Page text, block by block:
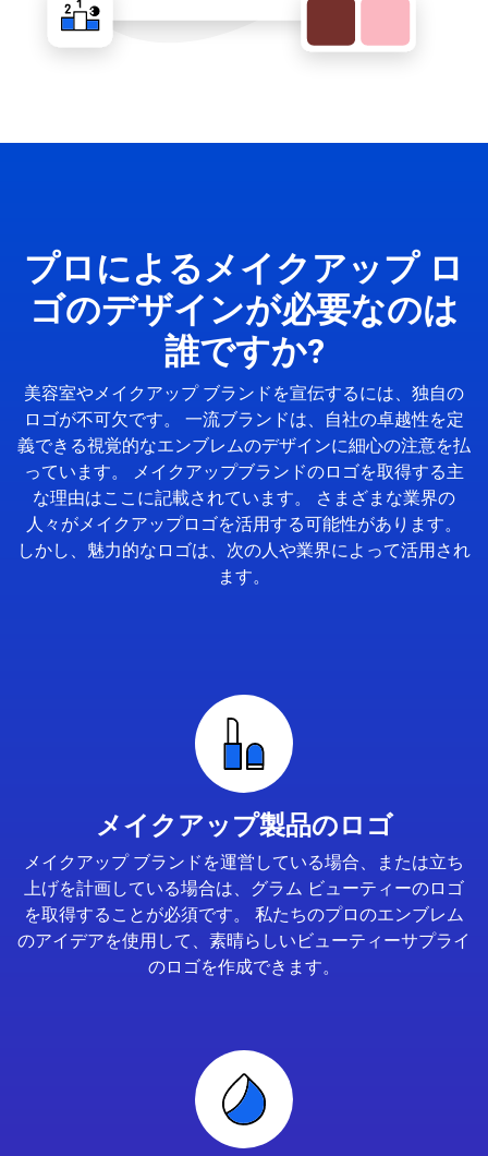
プロによるメイクアップ ロ
ゴのデザインが必要なのは
誰ですか?
美容室やメイクアップ ブランドを宣伝するには、独自の
ロゴが不可欠です。 一流ブランドは、自社の卓越性を定
義できる視覚的なエンブレムのデザインに細心の注意を払
っています。 メイクアップブランドのロゴを取得する主
な理由はここに記載されています。 さまざまな業界の
人々がメイクアップロゴを活用する可能性があります。
しかし、魅力的なロゴは、次の人や業界によって活用され
ます。
メイクアップ製品のロゴ
メイクアップ ブランドを運営している場合、または立ち
上げを計画している場合は、グラム ビューティーのロゴ
を取得することが必須です。 私たちのプロのエンブレム
のアイデアを使用して、素晴らしいビューティーサプライ
のロゴを作成できます。